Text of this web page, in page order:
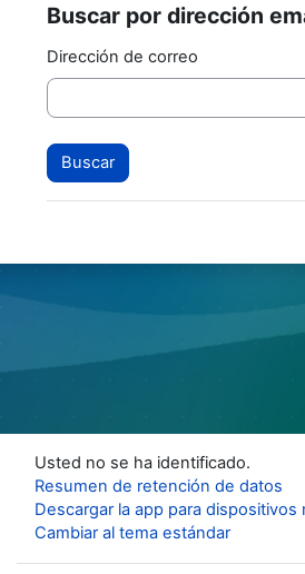
Buscar por dirección email
Buscar por dirección
Dirección de correo
Usted no se ha identificado.
Resumen de retención de datos
Descargar la app para dispositivos
Cambiar al tema estándar